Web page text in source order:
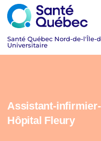
Assistant-
Hôpital Fleury